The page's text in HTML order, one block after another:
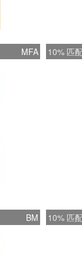
MFA 10% 匹
BM 10% 匹